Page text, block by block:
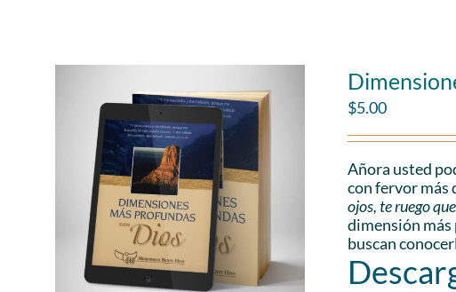
$5.00
Añora usted
con fervor más
ojos, te ruego
dimensión más
buscan